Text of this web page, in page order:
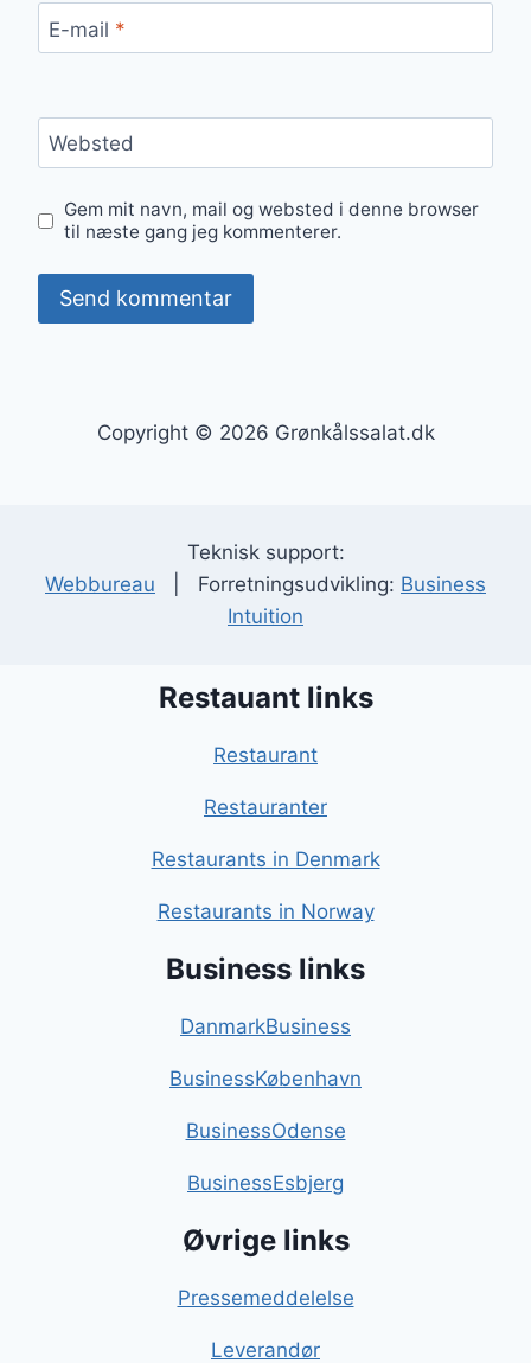
E-mail *
Websted
Gem mit navn, mail og websted i denne browser
til næste gang jeg kommenterer.
Copyright © 2026 Grønkålssalat.dk
Teknisk support:
Webbureau | Forretningsudvikling: Business
Intuition
Restauant links
Restaurant
Restauranter
Restaurants in Denmark
Restaurants in Norway
Business links
DanmarkBusiness
BusinessKøbenhavn
BusinessOdense
BusinessEsbjerg
Øvrige links
Pressemeddelelse
Leverandør